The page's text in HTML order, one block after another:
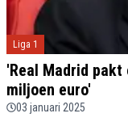
Liga 1
'Real Madrid
miljoen euro'
03 januari 2025